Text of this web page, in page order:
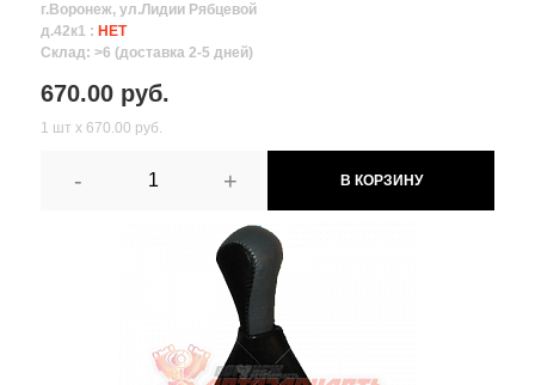
г.Воронеж, ул.Лидии Рябцевой
д.42к1 : НЕТ
Склад: >6 (доставка 2-5 дней)
670.00 руб.
1 шт х 670.00 руб.
- + В КОРЗИНУ